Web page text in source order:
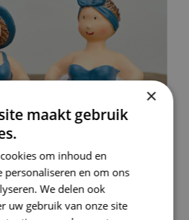
×
maakt gebruik
om inhoud en
personaliseren en om ons
We delen ook
uw gebruik van onze site